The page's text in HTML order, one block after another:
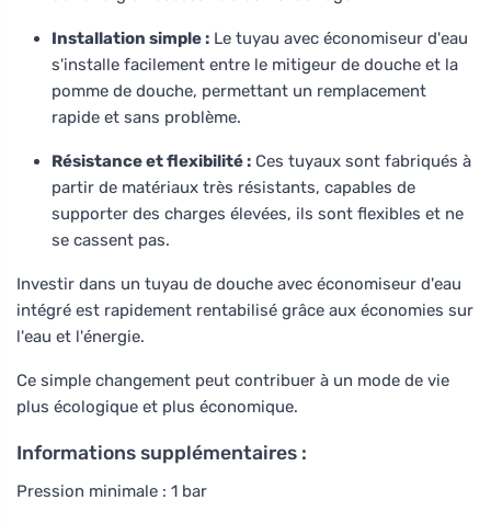
Installation simple : Le tuyau avec économiseur d'eau
s'installe facilement entre le mitigeur de douche et la
pomme de douche, permettant un remplacement
rapide et sans problème.
Résistance et flexibilité : Ces tuyaux sont fabriqués à
partir de matériaux très résistants, capables de
supporter des charges élevées, ils sont flexibles et ne
se cassent pas.
Investir dans un tuyau de douche avec économiseur d'eau
intégré est rapidement rentabilisé grâce aux économies sur
l'eau et l'énergie.
Ce simple changement peut contribuer à un mode de vie
plus écologique et plus économique.
Informations supplémentaires :
Pression minimale : 1 bar